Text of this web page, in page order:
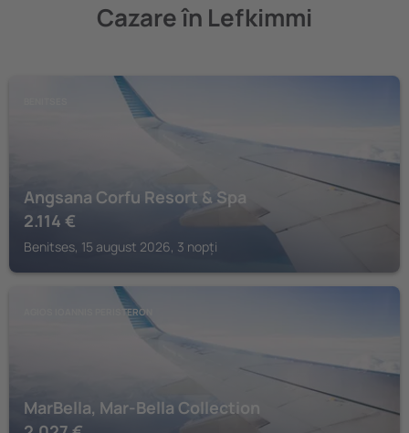
Cazare în Lefkimmi
Angsana Corfu Resort & Spa
2.114 €
Benitses, 15 august 2026, 3 nopți
AGIOS IOANNIS PERISTERON
MarBella, Mar-Bella Collection